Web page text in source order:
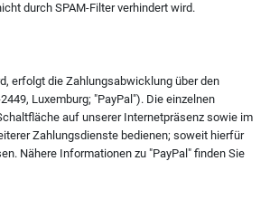
durch SPAM-Filter verhindert wird.
erfolgt die Zahlungsabwicklung über den
Luxemburg; "PayPal"). Die einzelnen
auf unserer Internetpräsenz sowie im
Zahlungsdienste bedienen; soweit hierfür
Nähere Informationen zu "PayPal" finden Sie